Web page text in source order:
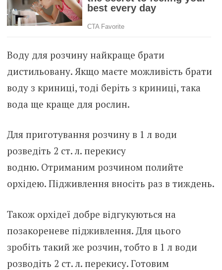
Воду для розчину найкраще брати
дистильовану. Якщо маєте можливість брати
воду з криниці, тоді беріть з криниці, така
вода ще краще для рослин.
Для приготування розчину в 1 л води
розведіть 2 ст. л. перекису
водню. Отриманим розчином полийте
орхідею. Підживлення вносіть раз в тиждень.
Також орхідеї добре відгукуються на
позакореневе підживлення. Для цього
зробіть такий же розчин, тобто в 1 л води
розводіть 2 ст. л. перекису. Готовим